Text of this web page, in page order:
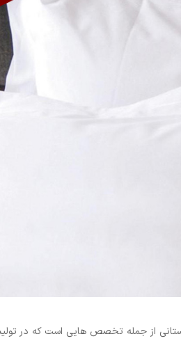
از جمله تخصص هایی است که در